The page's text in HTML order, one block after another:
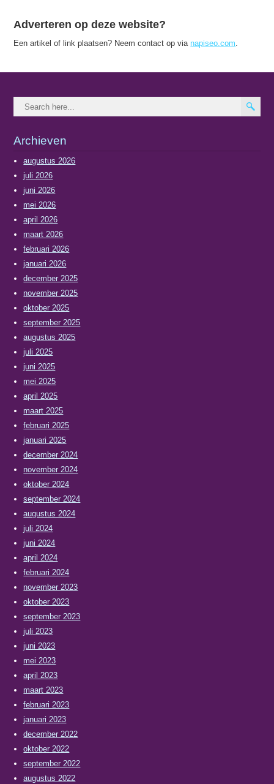
Adverteren op deze website?
Een artikel of link plaatsen? Neem contact op vianapiseo.com.
Archieven
augustus 2026
juli 2026
juni 2026
mei 2026
april 2026
maart 2026
februari 2026
januari 2026
december 2025
november 2025
oktober 2025
september 2025
augustus 2025
juli 2025
juni 2025
mei 2025
april 2025
maart 2025
februari 2025
januari 2025
december 2024
november 2024
oktober 2024
september 2024
augustus 2024
juli 2024
juni 2024
april 2024
februari 2024
november 2023
oktober 2023
september 2023
juli 2023
juni 2023
mei 2023
april 2023
maart 2023
februari 2023
januari 2023
december 2022
oktober 2022
september 2022
augustus 2022